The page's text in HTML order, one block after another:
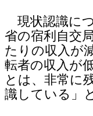
現状認識に
省の宿利自交
たりの収入が
転者の収入が
とは、非常に
識している」